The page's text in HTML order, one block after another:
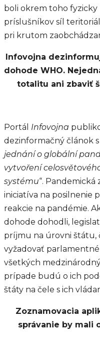
boli okrem toho
príslušníkov síl
pri krutom
Infovojna
dohode WHO.
totalitu ani zbaviť
Portál Infovojna
dezinformačný článok s
jednání o globální
vytvoření
systému“.
iniciatíva na posilnenie
reakcie na pandémie.
dohode dohodli,
príjmu na úrovni štátu,
vyžadovať
všetkých
prípade budú o ich
štáty na čele s ich
Zoznamovacia
správanie by mali